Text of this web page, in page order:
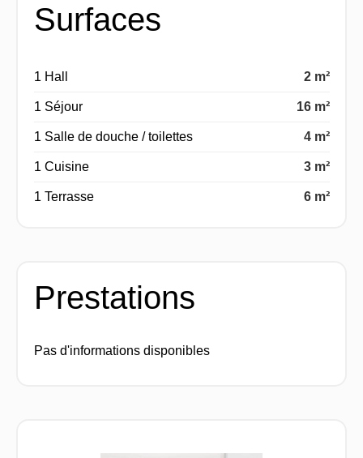
Surfaces
1 Hall 2 m²
1 Séjour 16 m²
1 Salle de douche / toilettes 4 m²
1 Cuisine 3 m²
1 Terrasse 6 m²
Prestations
Pas d'informations disponibles